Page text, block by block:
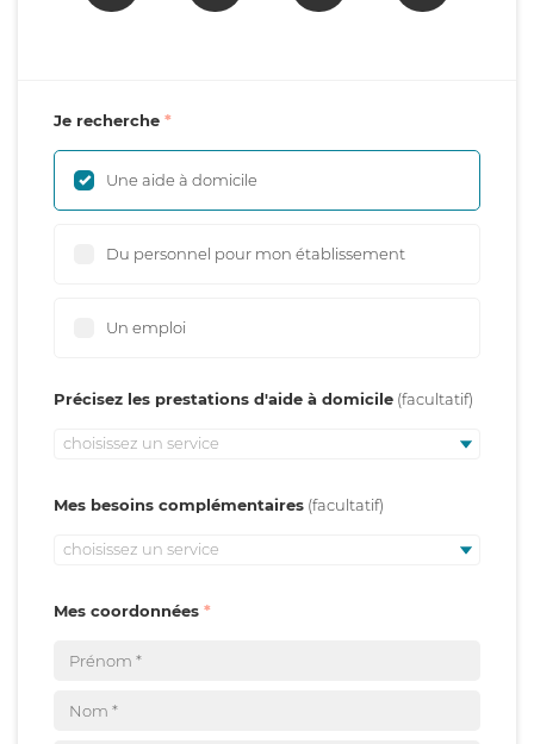
Je recherche
Une aide à domicile
Du personnel pour mon établissement
Un emploi
Précisez les prestations d'aide à domicile
choisissez un service
Mes besoins complémentaires
choisissez un service
Mes coordonnées